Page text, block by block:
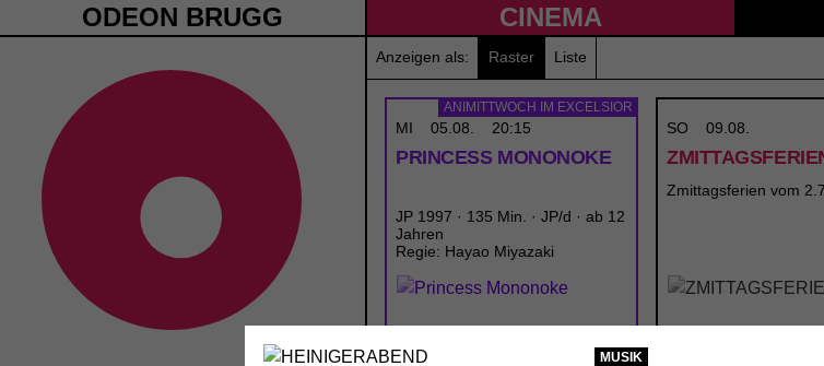
ODEON BRUGG CINEMA
Anzeigen als: Raster Liste
ANIMITTWOCH IM EXCELSIOR
MI 05.08. 20:15
PRINCESS MONONOKE
JP 1997 · 135 Min. · JP/d · ab 12
Jahren
Regie: Hayao Miyazaki
SO 09.08.
Zmittagsferien vom
MUSIK